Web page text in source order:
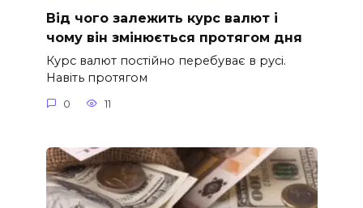
Від чого залежить курс валют і
чому він змінюється протягом дня
Курс валют постійно перебуває в русі.
Навіть протягом
0 11